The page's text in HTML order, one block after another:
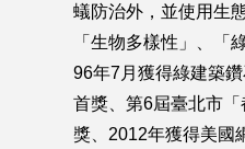
蟻防治外，並使用生
「生物多樣性」、「
96年7月獲得綠建築
首獎、第6屆臺北市
獎、2012年獲得美國